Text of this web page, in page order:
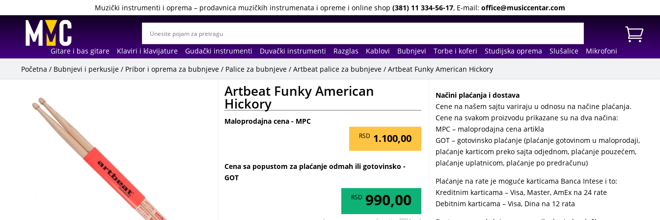
Muzički instrumenti i oprema – prodavnica muzičkih instrumenata i opreme i online shop (381) 11 334-56-17, E-mail: office@musiccentar.com
Gitare i bas gitare Klaviri i klavijature Gudački instrumenti Duvački instrumenti Razglas Kablovi Bubnjevi Torbe i koferi Studijska oprema Slušalice
Mikrofoni
Početna / Bubnjevi i perkusije / Pribor i oprema za bubnjeve / Palice za bubnjeve / Artbeat palice za bubnjeve / Artbeat Funky American Hickory
Artbeat Funky American
Hickory
Maloprodajna cena - MPC
RSD 1.100,00
Cena sa popustom za plaćanje odmah ili gotovinsko -
GOT
RSD 990,00
Načini plaćanja i dostava
Cene na našem sajtu variraju u odnosu na načine plaćanja.
Cene na svakom proizvodu prikazane su na dva načina:
MPC – maloprodajna cena artikla
GOT – gotovinsko plaćanje (plaćanje gotovinom u maloprodaji,
plaćanje karticom preko sajta odjednom, plaćanje pouzećem,
plaćanje uplatnicom, plaćanje po predračunu)
Plaćanje na rate je moguće karticama Banca Intese i to:
Kreditnim karticama – Visa, Master, AmEx na 24 rate
Debitnim karticama – Visa, Dina na 12 rata